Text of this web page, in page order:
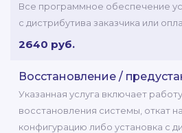
Все программное обеспечение
с дистрибутива заказчика или
2640 руб.
Восстановление /
Указанная услуга включает
восстановления системы, откат
конфигурацию либо установка с